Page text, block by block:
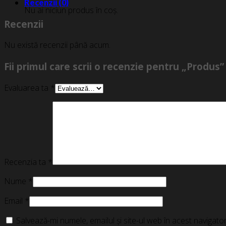
Nu ai niciun produs în coș.
Recenzii (0)
Recenzii
Nu există recenzii până acum.
Fii primul care scrii o recenzie pentru „Produs”
Evaluarea ta *
Recenzia ta *
Nume *
Email *
Salvează-mi numele, emailul și site-ul web în acest